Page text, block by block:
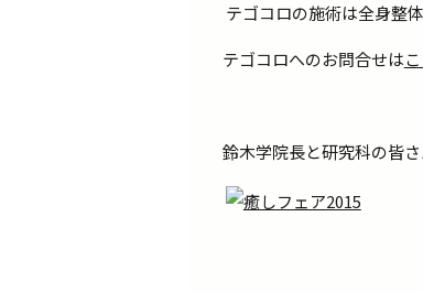
テゴコロの施術は全身整
テゴコロへのお問合せは
鈴木学院長と研究科の皆